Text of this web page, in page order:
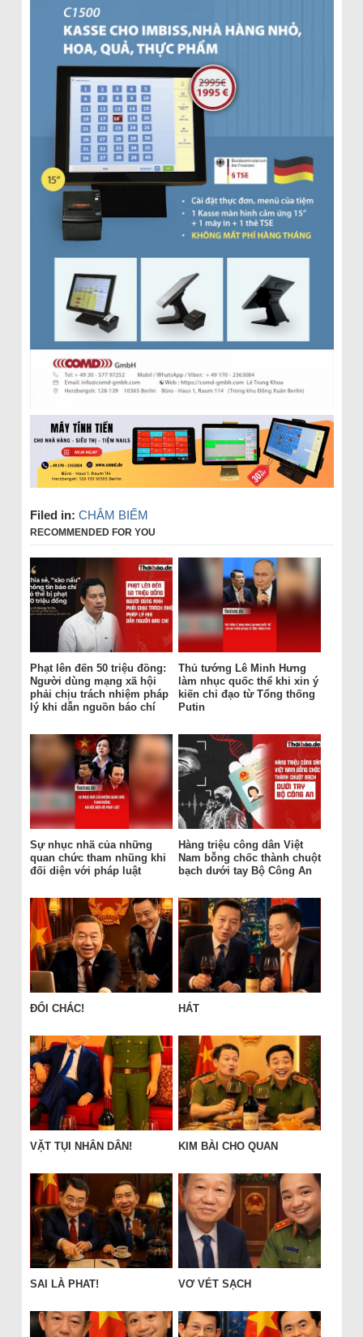
Filed in: CHÂM BIẾM
RECOMMENDED FOR YOU
Phạt lên đến 50 triệu đồng:
Người dùng mạng xã hội
phải chịu trách nhiệm pháp
lý khi dẫn nguồn báo chí
Thủ tướng Lê Minh Hưng
làm nhục quốc thể khi xin ý
kiến chỉ đạo từ Tổng thống
Putin
Sự nhục nhã của những
quan chức tham nhũng khi
đối diện với pháp luật
Hàng triệu công dân Việt
Nam bỗng chốc thành chuột
bạch dưới tay Bộ Công An
ĐỔI CHÁC! HÁT
VẶT TỤI NHÂN DÂN! KIM BÀI CHO QUAN
SAI LÀ PHAT! VƠ VÉT SẠCH